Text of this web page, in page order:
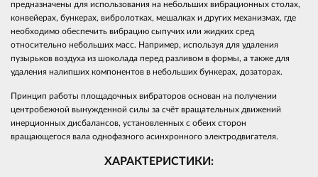
предназначены для использования на небольших вибрационных столах,
конвейерах, бункерах, вибролотках, мешалках и других механизмах, где
необходимо обеспечить вибрацию сыпучих или жидких сред
относительно небольших масс. Например, используя для удаления
пузырьков воздуха из шоколада перед разливом в формы, а также для
удаления налипших компонентов в небольших бункерах, дозаторах.
Принцип работы площадочных вибраторов основан на получении
центробежной вынужденной силы за счёт вращательных движений
инерционных дисбалансов, установленных с обеих сторон
вращающегося вала однофазного асинхронного электродвигателя.
ХАРАКТЕРИСТИКИ: